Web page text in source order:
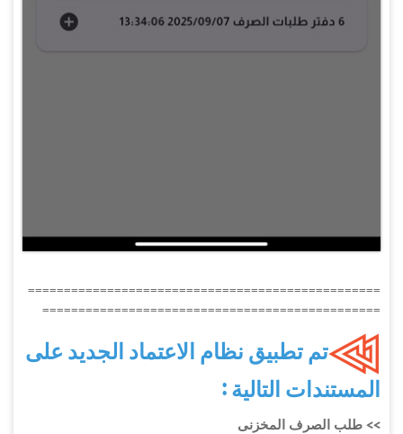
=================================================
===============================================
تم تطبيق نظام الاعتماد الجديد على
المستندات التالية :
>> طلب الصرف المخزنى